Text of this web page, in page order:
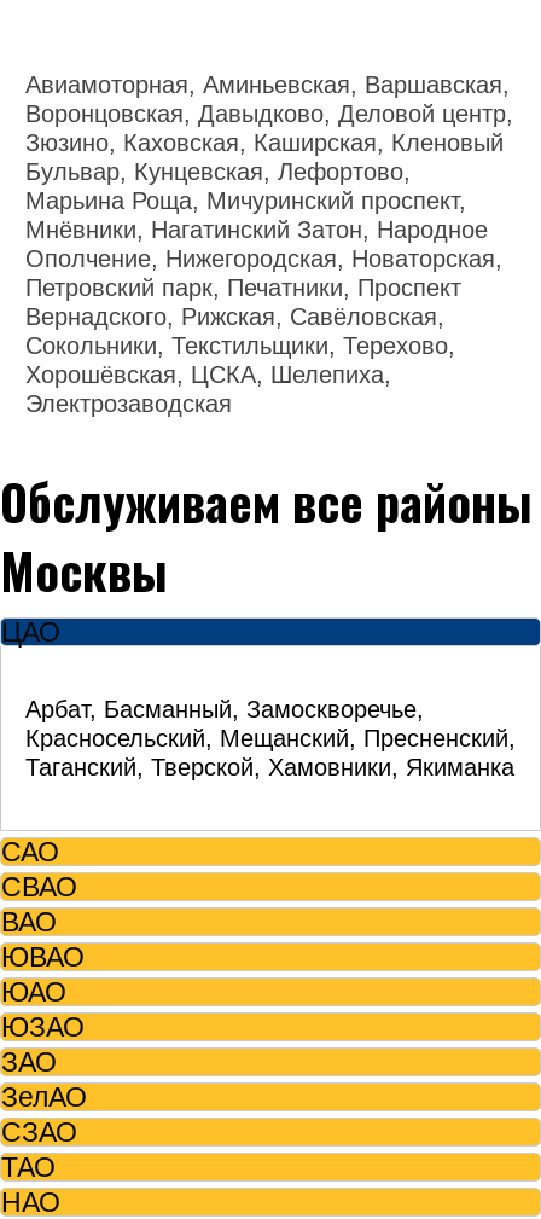
Авиамоторная, Аминьевская, Варшавская,
Воронцовская, Давыдково, Деловой центр,
Зюзино, Каховская, Каширская, Кленовый
Бульвар, Кунцевская, Лефортово,
Марьина Роща, Мичуринский проспект,
Мнёвники, Нагатинский Затон, Народное
Ополчение, Нижегородская, Новаторская,
Петровский парк, Печатники, Проспект
Вернадского, Рижская, Савёловская,
Сокольники, Текстильщики, Терехово,
Хорошёвская, ЦСКА, Шелепиха,
Электрозаводская
Обслуживаем все районы
Москвы
ЦАО
Арбат, Басманный, Замоскворечье,
Красносельский, Мещанский, Пресненский,
Таганский, Тверской, Хамовники, Якиманка
САО
СВАО
ВАО
ЮВАО
ЮАО
ЮЗАО
ЗАО
ЗелАО
СЗАО
ТАО
НАО